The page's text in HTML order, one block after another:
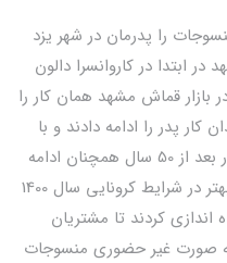
منسوجات را پدرمان در شهر یزد
ابتدا در کاروانسرا دالون
بازار قماش مشهد همان کار را
کار پدر را ادامه دادند و با
فروش انواع روفرشی و حوله، شغل پدر بعد از 50 سال همچنان ادامه
دارد. حال فرزندان برای ارائه خدمات بهتر در شرایط کرونایی سال 1400
اندازی کردند تا مشتریان
صورت غیر حضوری منسوجات